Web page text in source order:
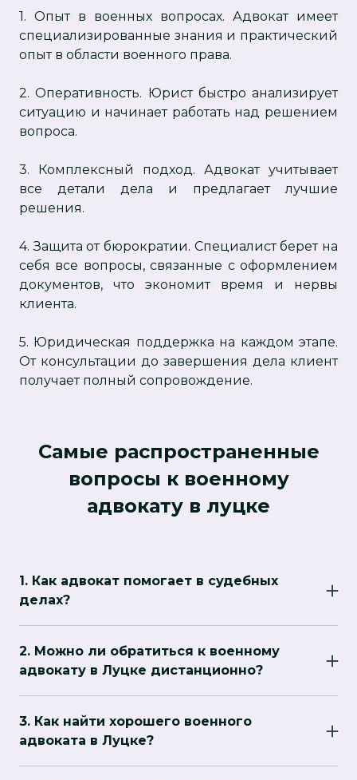
1. Опыт в военных вопросах. Адвокат имеет
специализированные знания и практический
опыт в области военного права.
2. Оперативность. Юрист быстро анализирует
ситуацию и начинает работать над решением
вопроса.
3. Комплексный подход. Адвокат учитывает
все детали дела и предлагает лучшие
решения.
4. Защита от бюрократии. Специалист берет на
себя все вопросы, связанные с оформлением
документов, что экономит время и нервы
клиента.
5. Юридическая поддержка на каждом этапе.
От консультации до завершения дела клиент
получает полный сопровождение.
Самые распространенные
вопросы к военному
адвокату в луцке
1. Как адвокат помогает в судебных
делах?
уголовных делах, обеспечивая качественную
защиту и подготовку документов.
2. Можно ли обратиться к военному
адвокату в Луцке дистанционно?
позволяет быстро получить помощь даже без
личной встречи.
3. Как найти хорошего военного
адвоката в Луцке?